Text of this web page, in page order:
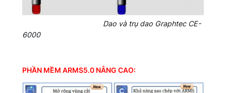
Dao và trụ dao Graphtec CE-
6000
PHẦN MỀM ARMS5.0 NÂNG CAO: